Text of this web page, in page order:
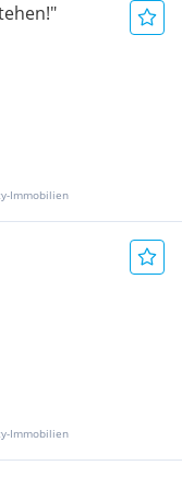
Immobilien
Immobilien